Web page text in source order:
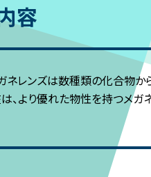
容
レンズは数種類の化合物か
、より優れた物性を持つメガ